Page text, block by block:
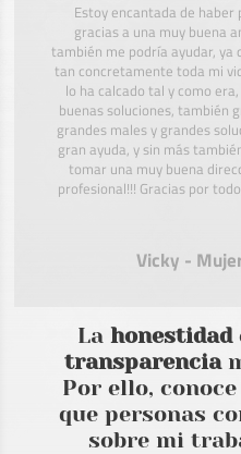
Estoy encantada de
gracias a una muy buena
también me podría ayudar, ya
tan concretamente toda mi
lo ha calcado tal y como
buenas soluciones, también
grandes males y grandes
gran ayuda, y sin más
tomar una muy buena
profesional!!! Gracias por
Vicky -
La honestidad
transparencia
Por ello,
que personas
sobre mi